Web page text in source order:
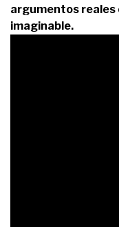
argumentos reales
imaginable.